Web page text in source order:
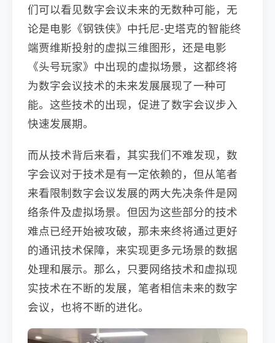
们可以看见数字会议未来的无数种可能，无
论是电影《钢铁侠》中托尼-史塔克的智能终
端贾维斯投射的虚拟三维图形，还是电影
《头号玩家》中出现的虚拟场景，这都终将
为数字会议技术的未来发展展现了一种可
能。这些技术的出现，促进了数字会议步入
快速发展期。
而从技术背后来看，其实我们不难发现，数
字会议对于技术是有一定依赖的，但从笔者
来看限制数字会议发展的两大先决条件是网
络条件及虚拟场景。但因为这些部分的技术
难点已经开始被攻破，那未来终将通过更好
的通讯技术保障，来实现更多元场景的数据
处理和展示。那么，只要网络技术和虚拟现
实技术在不断的发展，笔者相信未来的数字
会议，也将不断的进化。